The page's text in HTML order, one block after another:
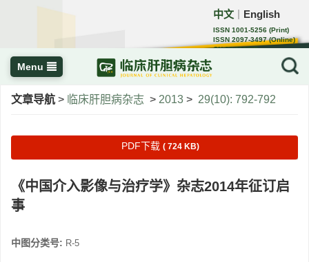
中文 English
ISSN 1001-5256 (Print)
ISSN 2097-3497 (Online)
CN 22-1108/R
Menu
文章导航 > 临床肝胆病杂志 > 2013 > 29(10): 792-792
PDF下载 ( 724 KB)
《中国介入影像与治疗学》杂志2014年征订启
事
中图分类号: R-5